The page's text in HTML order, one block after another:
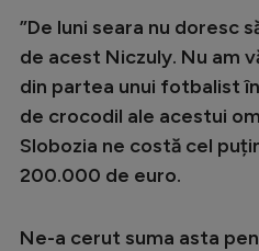
”De luni seara nu doresc
de acest Niczuly. Nu am
din partea unui fotbalist
de crocodil ale acestui
Slobozia ne costă cel
200.000 de euro.
Ne-a cerut suma asta